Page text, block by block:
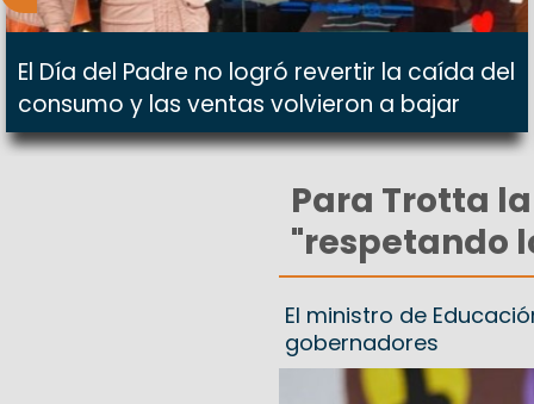
El Día del Padre no logró revertir la caída del
consumo y las ventas volvieron a bajar
Para Trotta
"respetando
El ministro de
gobernadores